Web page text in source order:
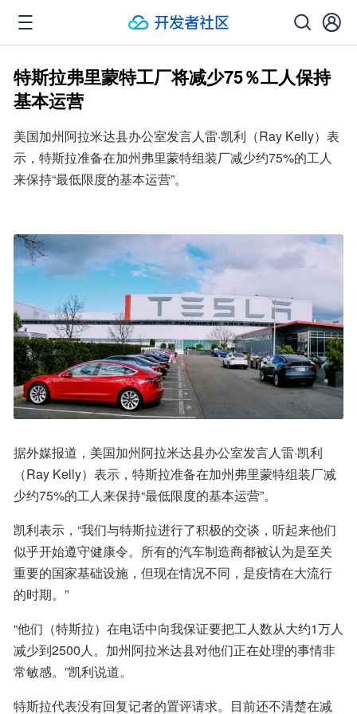
特斯拉弗里蒙特工厂将减少75％工人保持
基本运营
美国加州阿拉米达县办公室发言人雷·凯利（Ray Kelly）表
示，特斯拉准备在加州弗里蒙特组装厂减少约75%的工人
来保持“最低限度的基本运营”。
据外媒报道，美国加州阿拉米达县办公室发言人雷·凯利
（Ray Kelly）表示，特斯拉准备在加州弗里蒙特组装厂减
少约75%的工人来保持“最低限度的基本运营”。
凯利表示，“我们与特斯拉进行了积极的交谈，听起来他们
似乎开始遵守健康令。所有的汽车制造商都被认为是至关
重要的国家基础设施，但现在情况不同，是疫情在大流行
的时期。”
“他们（特斯拉）在电话中向我保证要把工人数从大约1万人
减少到2500人。加州阿拉米达县对他们正在处理的事情非
常敏感。”凯利说道。
特斯拉代表没有回复记者的置评请求。目前还不清楚在减